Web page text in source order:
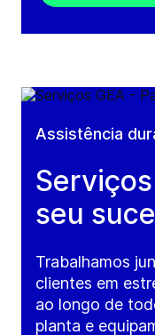
Assistência
Serviços
seu
Trabalhamos
clientes em
ao longo de
planta e